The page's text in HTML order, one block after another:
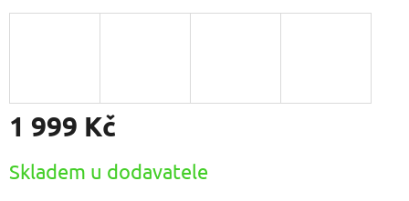
1 999 Kč
cena:
Skladem u dodavatele